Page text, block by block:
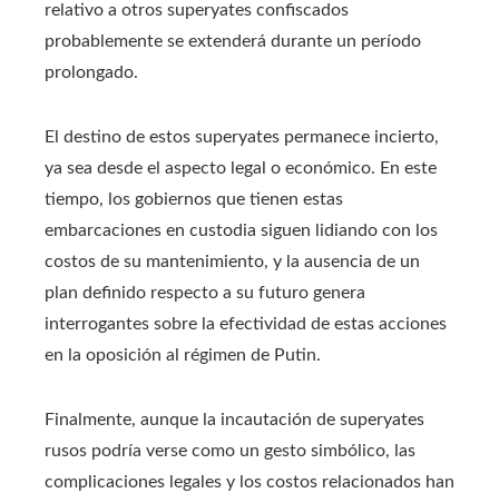
relativo a otros superyates confiscados
probablemente se extenderá durante un período
prolongado.
El destino de estos superyates permanece incierto,
ya sea desde el aspecto legal o económico. En este
tiempo, los gobiernos que tienen estas
embarcaciones en custodia siguen lidiando con los
costos de su mantenimiento, y la ausencia de un
plan definido respecto a su futuro genera
interrogantes sobre la efectividad de estas acciones
en la oposición al régimen de Putin.
Finalmente, aunque la incautación de superyates
rusos podría verse como un gesto simbólico, las
complicaciones legales y los costos relacionados han